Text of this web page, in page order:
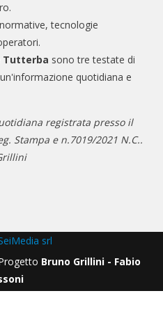
tecnologie
Tutterba sono tre testate di
quotidiana e
registrata presso il
Stampa e n.7019/2021 N.C..
srl
Bruno Grillini - Fabio